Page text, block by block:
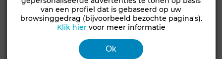
van een profiel dat is gebaseerd op uw
browsinggedrag (bijvoorbeeld bezochte pagina's).
Klik hiervoor meer informatie
Ok